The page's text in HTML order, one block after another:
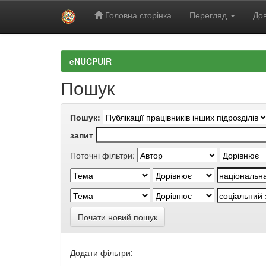
Головна сторінка Перегляд
eNUCPUIR
Пошук
Пошук:
запит
Поточні фільтри:
Почати новий пошук
Додати фільтри: